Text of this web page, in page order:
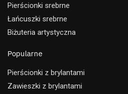
Pierścionki srebrne
Łańcuszki srebrne
Biżuteria artystyczna
Popularne
Pierścionki z brylantami
Zawieszki z brylantami